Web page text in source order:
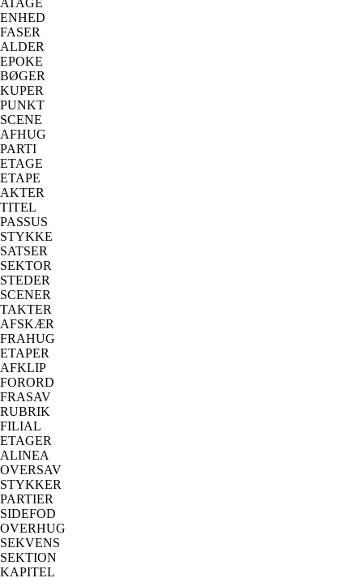
ENHED
FASER
ALDER
EPOKE
BØGER
KUPER
PUNKT
SCENE
AFHUG
PARTI
ETAGE
ETAPE
AKTER
TITEL
PASSUS
STYKKE
SATSER
SEKTOR
STEDER
SCENER
TAKTER
AFSKÆR
FRAHUG
ETAPER
AFKLIP
FORORD
FRASAV
RUBRIK
FILIAL
ETAGER
ALINEA
OVERSAV
STYKKER
PARTIER
SIDEFOD
OVERHUG
SEKVENS
SEKTION
KAPITEL